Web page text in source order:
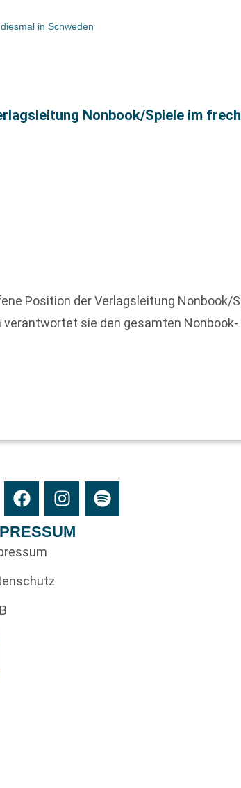
in Schweden
Nonbook/Spiele im
Position der Verlagsleitung Nonbook/
sie den gesamten